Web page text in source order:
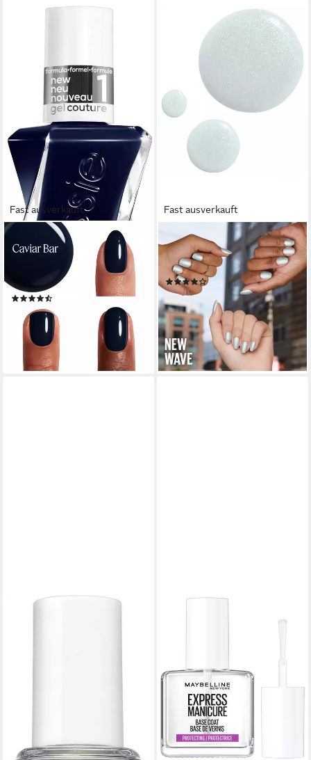
Fast ausverkauft
Nagellack GEL COUTURE,
Gel-Finish ohne UV-Licht,
langanhaltend
12,99 €
(962,22 €/ 1 l)
lieferbar - in 1-2 Werktagen bei dir
+43
Fast ausverkauft
MAYBELLINE NEW YORK
Nagellack SUPER STAY INK
BONDER, glänzend
(11)
6,99 €
(568,29 €/ 1 l)
lieferbar - in 1-2 Werktagen bei dir
+19